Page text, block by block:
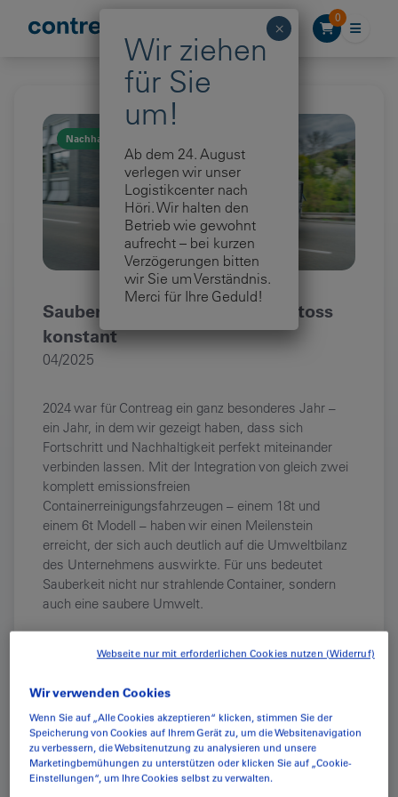
0
Nachhaltigkeit
Sauber unterwegs – CO₂-Ausstoss
konstant
04/2025
2024 war für Contreag ein ganz besonderes Jahr –
ein Jahr, in dem wir gezeigt haben, dass sich
Fortschritt und Nachhaltigkeit perfekt miteinander
verbinden lassen. Mit der Integration von gleich zwei
komplett emissionsfreien
Containerreinigungsfahrzeugen – einem 18t und
einem 6t Modell – haben wir einen Meilenstein
erreicht, der sich auch deutlich auf die Umweltbilanz
des Unternehmens auswirkte. Für uns bedeutet
Sauberkeit nicht nur strahlende Container, sondern
auch eine saubere Umwelt.
Wie lautet unser konkretes Ziel zur
Wir richten unser Handeln nach klar definierten
Nachhaltigkeitszielen aus, die wir jährlich überprüfen
und im Rahmen unseres Nachhaltigkeitsberichts
dokumentieren und veröffentlichen.
Ab dem 24. August
verlegen wir unser
Logistikcenter nach
Höri. Wir halten den
Betrieb wie gewohnt
aufrecht – bei kurzen
Verzögerungen bitten
wir Sie um Verständnis.
Merci für Ihre Geduld!
Wir verwenden Cookies
Wenn Sie auf „Alle Cookies akzeptieren“ klicken, stimmen Sie der
Speicherung von Cookies auf Ihrem Gerät zu, um die Websitenavigation
zu verbessern, die Websitenutzung zu analysieren und unsere
Marketingbemühungen zu unterstützen oder klicken Sie auf „Cookie-
Einstellungen“, um Ihre Cookies selbst zu verwalten.
Webseite nur mit erforderlichen Cookies nutzen (Widerruf)